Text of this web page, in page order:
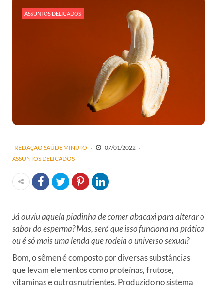
ASSUNTOS DELICADOS
REDAÇÃO SAÚDE MINUTO
07/01/2022
ASSUNTOS DELICADOS
Já ouviu aquela piadinha de comer abacaxi para alterar o
sabor do esperma? Mas, será que isso funciona na prática
ou é só mais uma lenda que rodeia o universo sexual?
Bom, o sêmen é composto por diversas substâncias
que levam elementos como proteínas, frutose,
vitaminas e outros nutrientes. Produzido no sistema